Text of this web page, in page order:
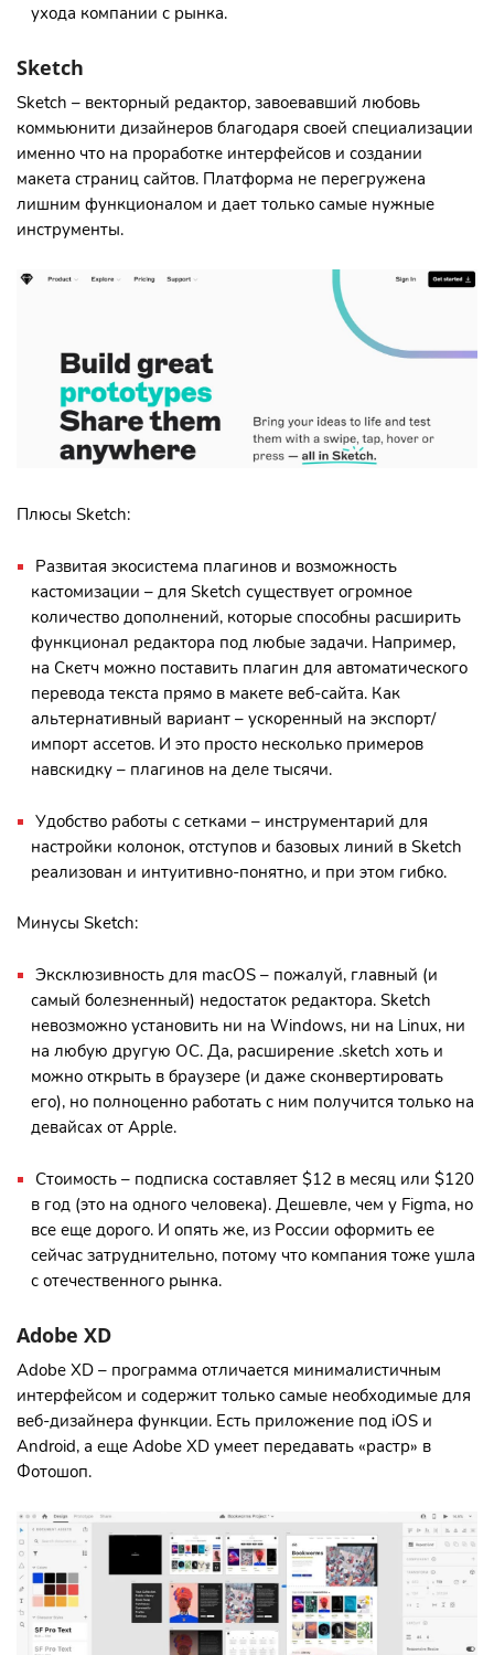
ухода компании с рынка.
Sketch
Sketch – векторный редактор, завоевавший любовь
коммьюнити дизайнеров благодаря своей специализации
именно что на проработке интерфейсов и создании
макета страниц сайтов. Платформа не перегружена
лишним функционалом и дает только самые нужные
инструменты.
Плюсы Sketch:
Развитая экосистема плагинов и возможность
кастомизации – для Sketch существует огромное
количество дополнений, которые способны расширить
функционал редактора под любые задачи. Например,
на Скетч можно поставить плагин для автоматического
перевода текста прямо в макете веб-сайта. Как
альтернативный вариант – ускоренный на экспорт/
импорт ассетов. И это просто несколько примеров
навскидку – плагинов на деле тысячи.
Удобство работы с сетками – инструментарий для
настройки колонок, отступов и базовых линий в Sketch
реализован и интуитивно-понятно, и при этом гибко.
Минусы Sketch:
Эксклюзивность для macOS – пожалуй, главный (и
самый болезненный) недостаток редактора. Sketch
невозможно установить ни на Windows, ни на Linux, ни
на любую другую ОС. Да, расширение .sketch хоть и
можно открыть в браузере (и даже сконвертировать
его), но полноценно работать с ним получится только на
девайсах от Apple.
Стоимость – подписка составляет $12 в месяц или $120
в год (это на одного человека). Дешевле, чем у Figma, но
все еще дорого. И опять же, из России оформить ее
сейчас затруднительно, потому что компания тоже ушла
с отечественного рынка.
Adobe XD
Adobe XD – программа отличается минималистичным
интерфейсом и содержит только самые необходимые для
веб-дизайнера функции. Есть приложение под iOS и
Android, а еще Adobe XD умеет передавать «растр» в
Фотошоп.